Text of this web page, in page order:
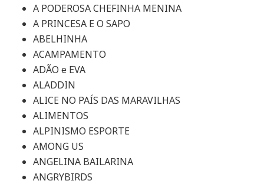
A PODEROSA CHEFINHA MENINA
A PRINCESA E O SAPO
ABELHINHA
ACAMPAMENTO
ADÃO e EVA
ALADDIN
ALICE NO PAÍS DAS MARAVILHAS
ALIMENTOS
ALPINISMO ESPORTE
AMONG US
ANGELINA BAILARINA
ANGRYBIRDS